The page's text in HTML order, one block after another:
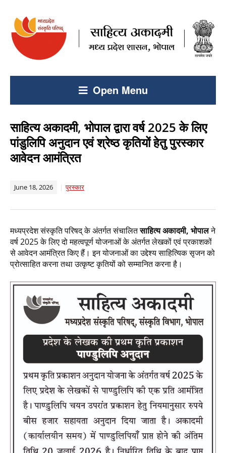
Open Menu
साहित्य अकादमी, भोपाल द्वारा वर्ष 2025 के लिए
पांडुलिपि अनुदान एवं श्रेष्ठ कृतियों हेतु पुरस्कार
आवेदन आमंत्रित
June 18, 2026 पुरस्कार
मध्यप्रदेश संस्कृति परिषद् के अंतर्गत संचालितसाहित्य अकादमी, भोपालने
वर्ष 2025 के लिए दो महत्वपूर्ण योजनाओं के अंतर्गत लेखकों एवं प्रकाशकों
से आवेदन आमंत्रित किए हैं। इन योजनाओं का उद्देश्य साहित्यिक सृजन को
प्रोत्साहित करना तथा उत्कृष्ट कृतियों को सम्मानित करना है।